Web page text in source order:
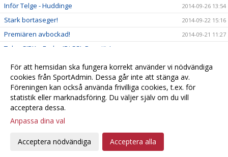
Inför Telge - Huddinge 2014-09-26 13:54
Stark bortaseger! 2014-09-22 15:16
Premiären avbockad! 2014-09-21 11:27
Telge SIBK – Endre IF i SSL-Premiär!
Premiärmatch - Dam SSL 2014-09-16 22:15
Telges tjejer tar upp den kastade handsken... 2014-09-09 19:46
Första träningsmatchen avklarad 2014-08-15 18:22
inställningar
Webbversion
För att hemsidan ska fungera korrekt använder vi nödvändiga
cookies från SportAdmin. Dessa går inte att stänga av.
Föreningen kan också använda frivilliga cookies, t.ex. för
statistik eller marknadsföring. Du väljer själv om du vill
acceptera dessa.
Anpassa dina val
Acceptera nödvändiga Acceptera alla